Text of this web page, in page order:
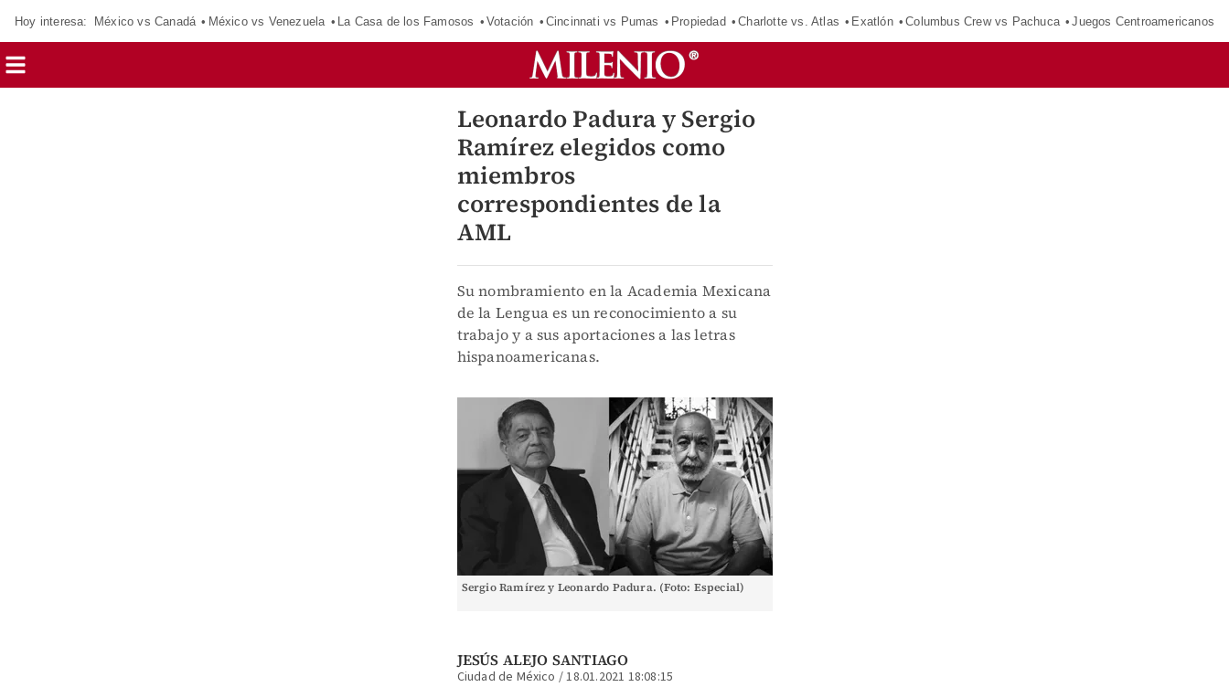
Hoy interesa: México vs Canadá México vs Venezuela La Casa de los Famosos Votación Cincinnati vs Pumas Propiedad Charlotte vs. Atlas Exatlón Columbus Crew vs Pachuca Juegos Centroamericanos
Leonardo Padura y Sergio
Ramírez elegidos como
miembros
correspondientes de la
AML
Su nombramiento en la Academia Mexicana
de la Lengua es un reconocimiento a su
trabajo y a sus aportaciones a las letras
hispanoamericanas.
Sergio Ramírez y Leonardo Padura. (Foto: Especial)
JESÚS ALEJO SANTIAGO
Ciudad de México /18.01.2021 18:08:15